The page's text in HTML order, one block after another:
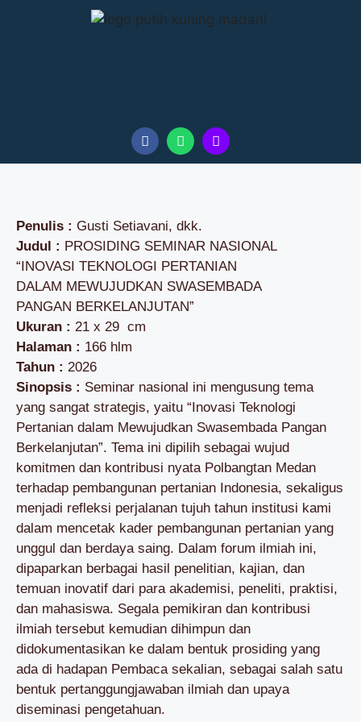
Penulis : Gusti Setiavani, dkk.
Judul : PROSIDING SEMINAR NASIONAL
“INOVASI TEKNOLOGI PERTANIAN
DALAM MEWUJUDKAN SWASEMBADA
PANGAN BERKELANJUTAN”
Ukuran : 21 x 29 cm
Halaman : 166 hlm
Tahun : 2026
Sinopsis : Seminar nasional ini mengusung tema
yang sangat strategis, yaitu “Inovasi Teknologi
Pertanian dalam Mewujudkan Swasembada Pangan
Berkelanjutan”. Tema ini dipilih sebagai wujud
komitmen dan kontribusi nyata Polbangtan Medan
terhadap pembangunan pertanian Indonesia, sekaligus
menjadi refleksi perjalanan tujuh tahun institusi kami
dalam mencetak kader pembangunan pertanian yang
unggul dan berdaya saing. Dalam forum ilmiah ini,
dipaparkan berbagai hasil penelitian, kajian, dan
temuan inovatif dari para akademisi, peneliti, praktisi,
dan mahasiswa. Segala pemikiran dan kontribusi
ilmiah tersebut kemudian dihimpun dan
didokumentasikan ke dalam bentuk prosiding yang
ada di hadapan Pembaca sekalian, sebagai salah satu
bentuk pertanggungjawaban ilmiah dan upaya
diseminasi pengetahuan.